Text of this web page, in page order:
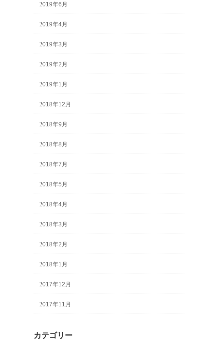
2019年6月
2019年4月
2019年3月
2019年2月
2019年1月
2018年12月
2018年9月
2018年8月
2018年7月
2018年5月
2018年4月
2018年3月
2018年2月
2018年1月
2017年12月
2017年11月
カテゴリー